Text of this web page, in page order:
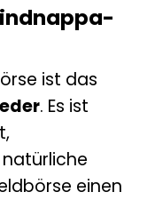
ist das
. Es ist
einen